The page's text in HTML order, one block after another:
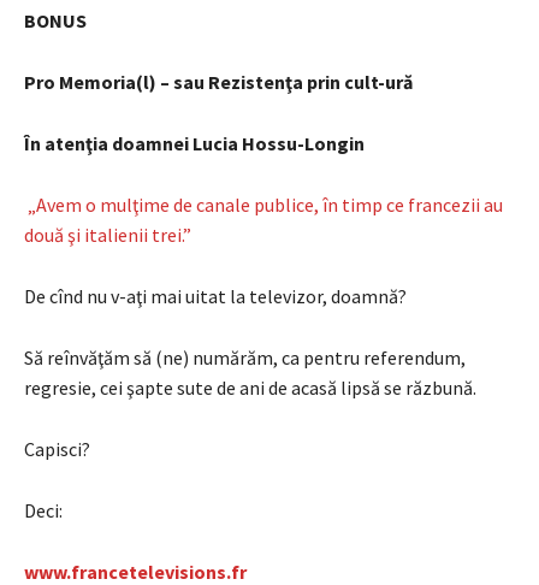
BONUS
Pro Memoria(l) – sau Rezistenţa prin cult-ură
În atenţia doamnei Lucia Hossu-Longin
„Avem o mulţime de canale publice, în timp ce francezii au
două şi italienii trei.”
De cînd nu v-aţi mai uitat la televizor, doamnă?
Să reînvăţăm să (ne) numărăm, ca pentru referendum,
regresie, cei şapte sute de ani de acasă lipsă se răzbună.
Capisci?
Deci:
www.francetelevisions.fr